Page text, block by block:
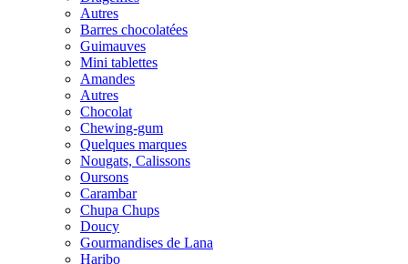
Autres
Barres chocolatées
Guimauves
Mini tablettes
Amandes
Autres
Chocolat
Chewing-gum
Quelques marques
Nougats, Calissons
Oursons
Carambar
Chupa Chups
Doucy
Gourmandises de Lana
Haribo